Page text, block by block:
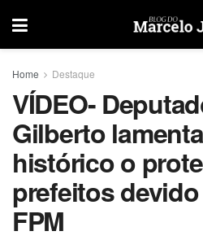
Home Destaque
VÍDEO-
Gilberto
histórico o
prefeitos
FPM